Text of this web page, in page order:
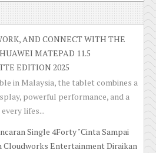
AND CONNECT WITH THE
MATEPAD 11.5
EDITION 2025
in Malaysia, the tablet combines a
powerful performance, and a
lifes...
Single 4Forty "Cinta Sampai
Cloudworks Entertainment Diraikan